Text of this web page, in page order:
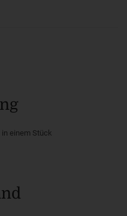
einem Stück